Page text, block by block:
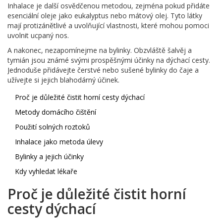
Inhalace je další osvědčenou metodou, zejména pokud přidáte
esenciální oleje jako eukalyptus nebo mátový olej. Tyto látky
mají protizánětlivé a uvolňující vlastnosti, které mohou pomoci
uvolnit ucpaný nos.
A nakonec, nezapomínejme na bylinky. Obzvláště šalvěj a
tymián jsou známé svými prospěšnými účinky na dýchací cesty.
Jednoduše přidávejte čerstvé nebo sušené bylinky do čaje a
užívejte si jejich blahodárný účinek.
Proč je důležité čistit horní cesty dýchací
Metody domácího čištění
Použití solných roztoků
Inhalace jako metoda úlevy
Bylinky a jejich účinky
Kdy vyhledat lékaře
Proč je důležité čistit horní
cesty dýchací